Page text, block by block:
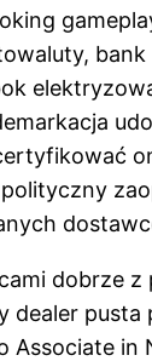
dobrze
dealer